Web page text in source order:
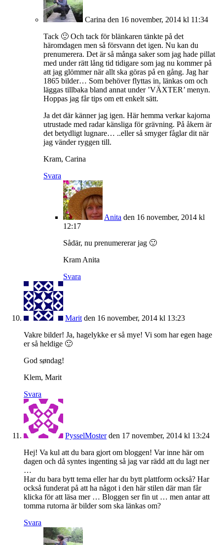
Carina den 16 november, 2014 kl 11:34
Tack 🙂 Och tack för blänkaren tänkte på det
häromdagen men så försvann det igen. Nu kan du
prenumerera. Det är så många saker som jag hade pillat
med under rätt lång tid tidigare som jag nu kommer på
att jag glömmer när allt ska göras på en gång. Jag har
1865 bilder… Som behöver flyttas in, länkas om och
läggas tillbaka bland annat under ’VÄXTER’ menyn.
Hoppas jag får tips om ett enkelt sätt.
Ja det där känner jag igen. Här hemma verkar kajorna
utrustade med radar känsliga för grävning. På åkern är
det betydligt lugnare… ..eller så smyger fåglar dit när
jag vänder ryggen till.
Kram, Carina
Svara
Anita den 16 november, 2014 kl
12:17
Sådär, nu prenumererar jag 🙂
Kram Anita
Svara
Marit den 16 november, 2014 kl 13:23
Vakre bilder! Ja, hagelykke er så mye! Vi som har egen hage
er så heldige 🙂
God søndag!
Klem, Marit
Svara
PysselMoster den 17 november, 2014 kl 13:24
Hej! Va kul att du bara gjort om bloggen! Var inne här om
dagen och då syntes ingenting så jag var rädd att du lagt ner
…
Har du bara bytt tema eller har du bytt plattform också? Har
också funderat på att ha något i den här stilen där man får
klicka för att läsa mer … Bloggen ser fin ut … men antar att
tomma rutorna är bilder som ska länkas om?
Svara